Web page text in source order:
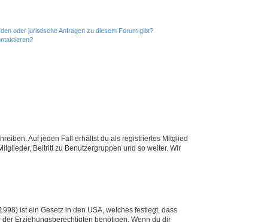
oder juristische Anfragen zu diesem Forum gibt?
Auf jeden Fall erhältst du als registriertes Mitglied
Beitritt zu Benutzergruppen und so weiter. Wir
ist ein Gesetz in den USA, welches festlegt, dass
Erziehungsberechtigten benötigen. Wenn du dir